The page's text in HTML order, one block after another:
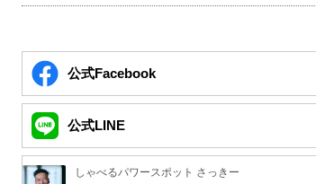
公式Facebook
公式LINE